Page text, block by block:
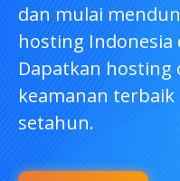
dan mulai
hosting Indonesia
Dapatkan hosting
keamanan terbaik
setahun.